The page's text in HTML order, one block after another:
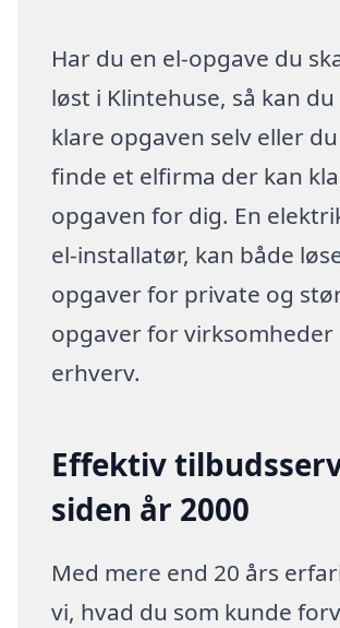
Har du en el-opgave du
løst i Klintehuse, så kan
klare opgaven selv eller
finde et elfirma der kan
opgaven for dig. En
el-installatør, kan både
opgaver for private og
opgaver for virksomheder
erhverv.
Effektiv
siden år 2000
Med mere end 20 års
vi, hvad du som kunde